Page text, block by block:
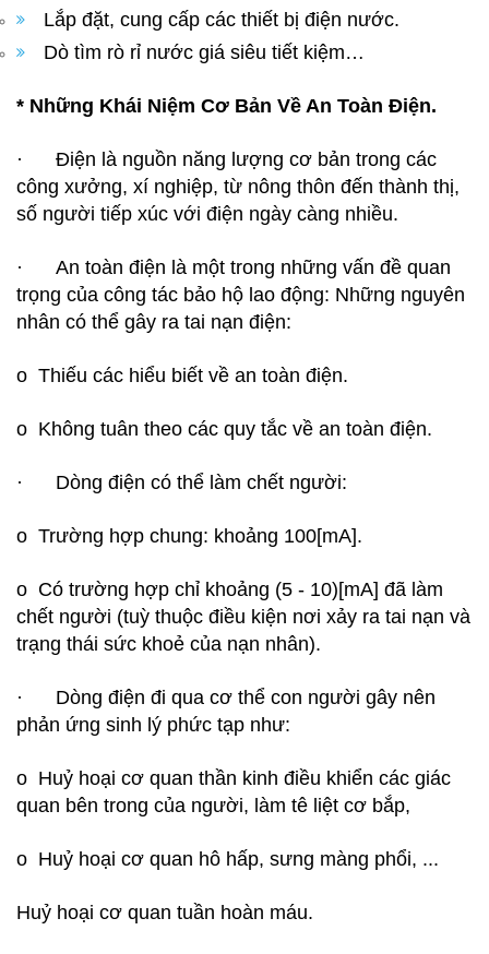
Lắp đặt, cung cấp các thiết bị điện nước.
Dò tìm rò rỉ nước giá siêu tiết kiệm…
* Những Khái Niệm Cơ Bản Về An Toàn Điện.
· Điện là nguồn năng lượng cơ bản trong các
công xưởng, xí nghiệp, từ nông thôn đến thành thị,
số người tiếp xúc với điện ngày càng nhiều.
· An toàn điện là một trong những vấn đề quan
trọng của công tác bảo hộ lao động: Những nguyên
nhân có thể gây ra tai nạn điện:
o Thiếu các hiểu biết về an toàn điện.
o Không tuân theo các quy tắc về an toàn điện.
· Dòng điện có thể làm chết người:
o Trường hợp chung: khoảng 100[mA].
o Có trường hợp chỉ khoảng (5 - 10)[mA] đã làm
chết người (tuỳ thuộc điều kiện nơi xảy ra tai nạn và
trạng thái sức khoẻ của nạn nhân).
· Dòng điện đi qua cơ thể con người gây nên
phản ứng sinh lý phức tạp như:
o Huỷ hoại cơ quan thần kinh điều khiển các giác
quan bên trong của người, làm tê liệt cơ bắp,
o Huỷ hoại cơ quan hô hấp, sưng màng phổi, ...
Huỷ hoại cơ quan tuần hoàn máu.